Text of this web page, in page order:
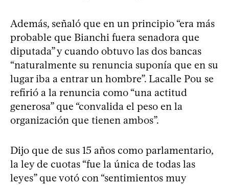
Además, señaló que en un principio “era más
probable que Bianchi fuera senadora que
diputada” y cuando obtuvo las dos bancas
“naturalmente su renuncia suponía que en su
lugar iba a entrar un hombre”. Lacalle Pou se
refirió a la renuncia como “una actitud
generosa” que “convalida el peso en la
organización que tienen ambos”.
Dijo que de sus 15 años como parlamentario,
la ley de cuotas “fue la única de todas las
leyes” que votó con “sentimientos muy